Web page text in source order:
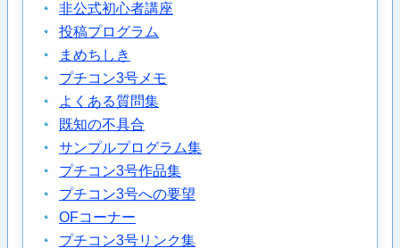
非公式初心者講座
投稿プログラム
まめちしき
プチコン3号メモ
よくある質問集
既知の不具合
サンプルプログラム集
プチコン3号作品集
プチコン3号への要望
OFコーナー
プチコン3号リンク集